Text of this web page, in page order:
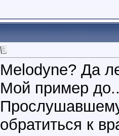
Melodyne? Да
Мой пример
обратиться к